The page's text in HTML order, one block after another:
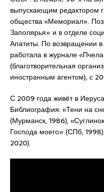
выпускающим редактором
общества «Мемориал».
Заполярья» и в отделе
Апатиты. По возвращении
работала в журнале
(благотворительная
иностранным агентом), с
С 2009 года живёт в
Библиография: «Тени на
(Мурманск, 1986),
Господа моего» (СПб,
2020).